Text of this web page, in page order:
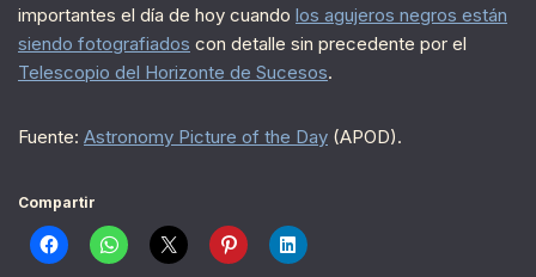
importantes el día de hoy cuando los agujeros negros están
siendo fotografiados con detalle sin precedente por el
Telescopio del Horizonte de Sucesos.
Fuente: Astronomy Picture of the Day (APOD).
Compartir